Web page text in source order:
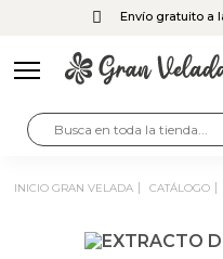
Envío gratuito a
INICIO GRAN VELADA CATÁLOGO